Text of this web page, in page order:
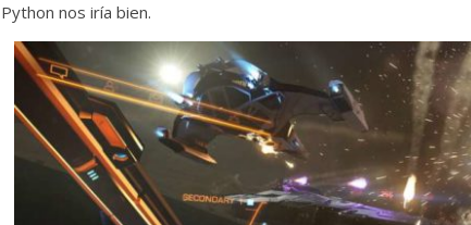
Python nos iría bien.